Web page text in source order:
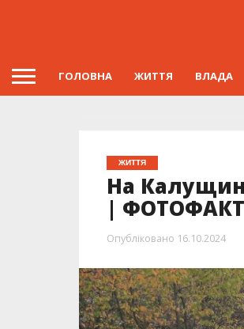
ГОЛОВНА ЖИТТЯ ВЛАДА
ЖИТТЯ
На
| ФОТОФАКТ
Опубліковано 16.10.2024